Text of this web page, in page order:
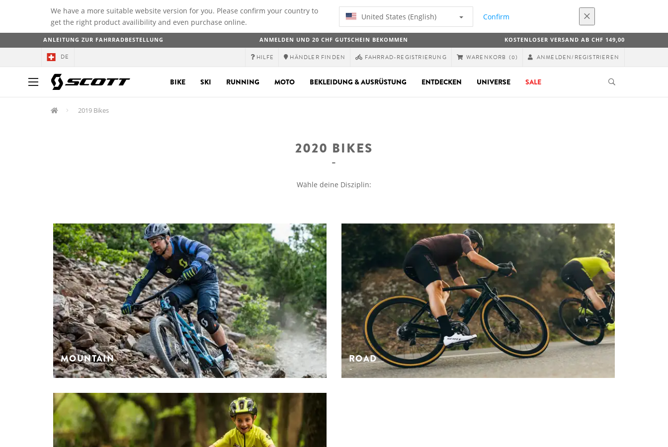
We have a more suitable website version for you. Please confirm your country to
get the right product availibility and even purchase online.
United States (English) Confirm
ANLEITUNG ZUR FAHRRADBESTELLUNG ANMELDEN UND 20 CHF GUTSCHEIN BEKOMMEN KOSTENLOSER VERSAND AB CHF 149,00
DE HILFE HÄNDLER FINDEN FAHRRAD-REGISTRIERUNG WARENKORB (0) ANMELDEN/REGISTRIEREN
BIKE SKI RUNNING MOTO BEKLEIDUNG & AUSRÜSTUNG ENTDECKEN UNIVERSE SALE
2019 Bikes
2020 BIKES
Wähle deine Disziplin:
MOUNTAIN ROAD
ROAD
Erfahre mehr